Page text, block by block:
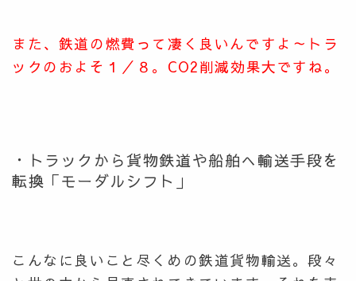
また、鉄道の燃費って凄く良いんですよ～トラ
ックのおよそ１／８。CO2削減効果大ですね。
・トラックから貨物鉄道や船舶へ輸送手段を
転換「モーダルシフト」
こんなに良いこと尽くめの鉄道貨物輸送。段々